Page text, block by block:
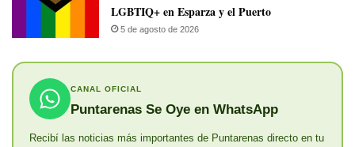
LGBTIQ+ en Esparza y el Puerto
5 de agosto de 2026
CANAL OFICIAL
Puntarenas Se Oye en WhatsApp
Recibí las noticias más importantes de Puntarenas directo en tu